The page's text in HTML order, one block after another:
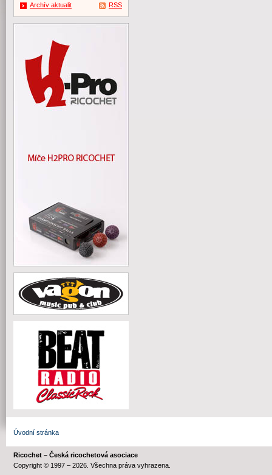
Archív aktualit RSS
Úvodní stránka
Ricochet – Česká ricochetová asociace
Copyright © 1997 – 2026. Všechna práva vyhrazena.